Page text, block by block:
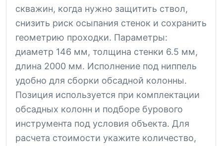
скважин, когда нужно защитить ствол,
снизить риск осыпания стенок и сохранить
геометрию проходки. Параметры:
диаметр 146 мм, толщина стенки 6.5 мм,
длина 2000 мм. Исполнение под ниппель
удобно для сборки обсадной колонны.
Позиция используется при комплектации
обсадных колонн и подборе бурового
инструмента под условия объекта. Для
расчета стоимости укажите количество,